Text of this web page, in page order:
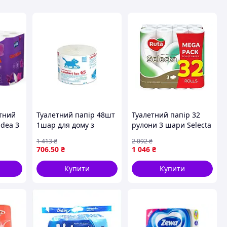
3
Туалетний папір 48шт
1шар для дому з
тисненням для
економії та комфорту
706.50 ₴
1 413₴
Купити
Туалетний папір 32
рулони 3 шари Selecta
використання у ванній
кімнаті
1 046 ₴
2 092₴
Купити